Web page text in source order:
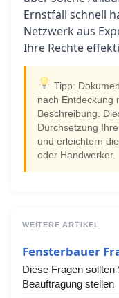
Ernstfall schnell
Netzwerk aus
Ihre Rechte
Tipp:
nach Entdeckung
Beschreibung.
Durchsetzung
und erleichtern
oder Handwerker.
WEITERE ARTIKEL
Fensterbauer
Diese Fragen
Beauftragung stellen